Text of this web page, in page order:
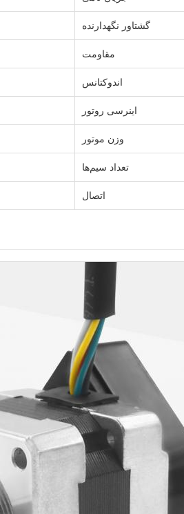
گشتاور نگهدارنده
مقاومت
اندوکتانس
اینرسی روتور
وزن موتور
تعداد سیم‌ها
اتصال